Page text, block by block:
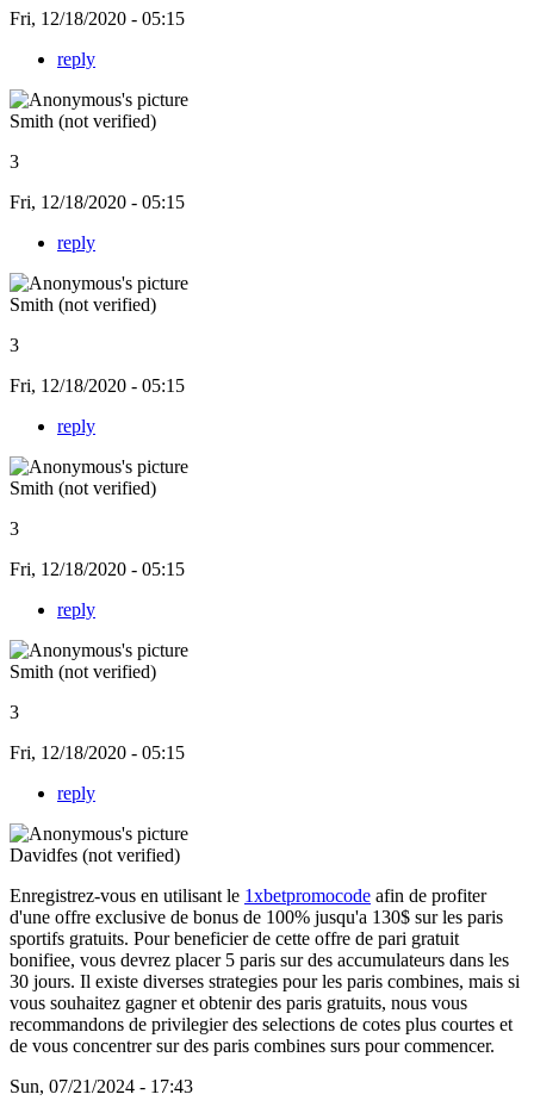
Fri, 12/18/2020 - 05:15
reply
Smith (not verified)
3
Fri, 12/18/2020 - 05:15
reply
Smith (not verified)
3
Fri, 12/18/2020 - 05:15
reply
Smith (not verified)
3
Fri, 12/18/2020 - 05:15
reply
Smith (not verified)
3
Fri, 12/18/2020 - 05:15
reply
Davidfes (not verified)
Enregistrez-vous en utilisant le 1xbetpromocode afin de profiter
d'une offre exclusive de bonus de 100% jusqu'a 130$ sur les paris
sportifs gratuits. Pour beneficier de cette offre de pari gratuit
bonifiee, vous devrez placer 5 paris sur des accumulateurs dans les
30 jours. Il existe diverses strategies pour les paris combines, mais si
vous souhaitez gagner et obtenir des paris gratuits, nous vous
recommandons de privilegier des selections de cotes plus courtes et
de vous concentrer sur des paris combines surs pour commencer.
Sun, 07/21/2024 - 17:43